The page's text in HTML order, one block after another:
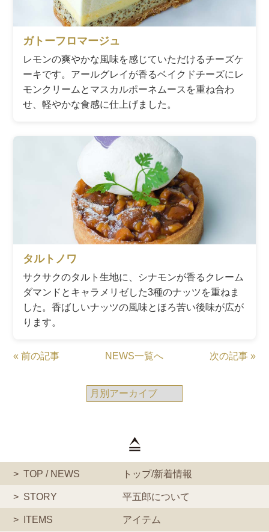
ガトーフロマージュ
レモンの爽やかな風味を感じていただけるチーズケ
ーキです。アールグレイが香るベイクドチーズにレ
モンクリームとマスカルポーネムースを重ね合わ
せ、軽やかな食感に仕上げました。
タルトノワ
サクサクのタルト生地に、シナモンが香るクレーム
ダマンドとキャラメリゼした3種のナッツを重ねま
した。香ばしいナッツの風味とほろ苦い後味が広が
ります。
« 前の記事 次の記事 »
NEWS一覧へ
TOP / NEWS トップ/新着情報
STORY 平五郎について
ITEMS アイテム